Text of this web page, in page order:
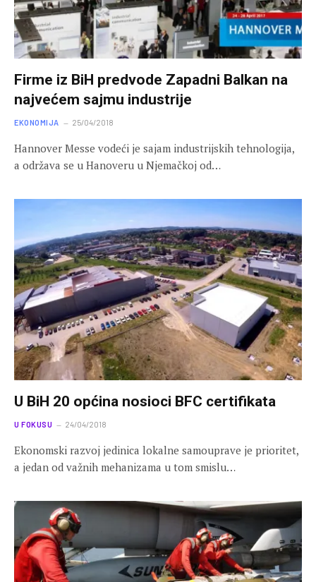
Firme iz BiH predvode Zapadni Balkan na
najvećem sajmu industrije
EKONOMIJA 25/04/2018
Hannover Messe vodeći je sajam industrijskih tehnologija,
a održava se u Hanoveru u Njemačkoj od…
U BiH 20 općina nosioci BFC certifikata
U FOKUSU 24/04/2018
Ekonomski razvoj jedinica lokalne samouprave je prioritet,
a jedan od važnih mehanizama u tom smislu…